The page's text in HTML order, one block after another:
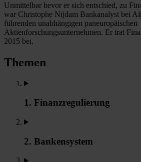
Unmittelbar bevor er sich entschied, zu
war Christophe Nijdam Bankanalyst bei
führenden unabhängigen paneuropäischen
Aktienforschungsunternehmen. Er trat
2015 bei.
Themen
1. Finanzregulierung
2. Bankensystem